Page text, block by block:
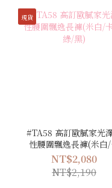
現貨
#TA58 高訂歐膩家光
性腰圍飄逸長褲(米白
其/綠/黑)
NT$2,080
NT$2,190